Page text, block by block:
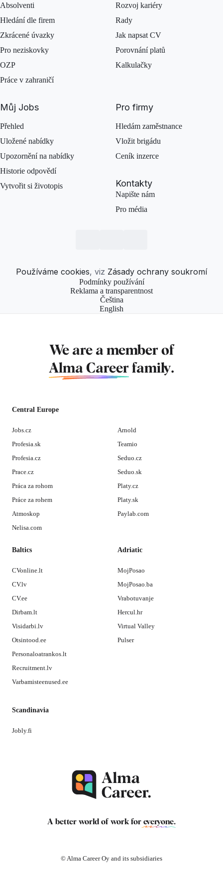
Absolventi
Hledání dle firem
Zkrácené úvazky
Pro neziskovky
OZP
Práce v zahraničí
Rozvoj kariéry
Rady
Jak napsat CV
Porovnání platů
Kalkulačky
Můj Jobs
Přehled
Uložené nabídky
Upozornění na nabídky
Historie odpovědí
Vytvořit si životopis
Pro firmy
Hledám zaměstnance
Vložit brigádu
Ceník inzerce
Kontakty
Napište nám
Pro média
Používáme cookies, viz Zásady ochrany soukromí
Podmínky používání
Reklama a transparentnost
Čeština
English
We are a member of
Alma Career family.
Central Europe
Jobs.cz
Profesia.sk
Profesia.cz
Prace.cz
Práca za rohom
Práce za rohem
Atmoskop
Nelisa.com
Arnold
Teamio
Seduo.cz
Seduo.sk
Platy.cz
Platy.sk
Paylab.com
Baltics
CVonline.lt
CV.lv
CV.ee
Dirbam.lt
Visidarbi.lv
Otsintood.ee
Personaloatrankos.lt
Recruitment.lv
Varbamisteenused.ee
Adriatic
MojPosao
MojPosao.ba
Vrabotuvanje
Hercul.hr
Virtual Valley
Pulser
Scandinavia
Jobly.fi
A better world of work for everyone.
© Alma Career Oy and its subsidiaries